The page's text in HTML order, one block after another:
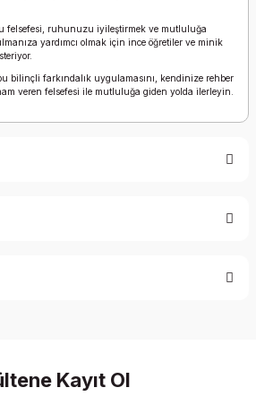
felsefesi, ruhunuzu iyileştirmek ve mutluluğa
yardımcı olmak için ince öğretiler ve minik
bilinçli farkındalık uygulamasını, kendinize rehber
veren felsefesi ile mutluluğa giden yolda ilerleyin.
teşekkür ederiz.
Kayıt Ol